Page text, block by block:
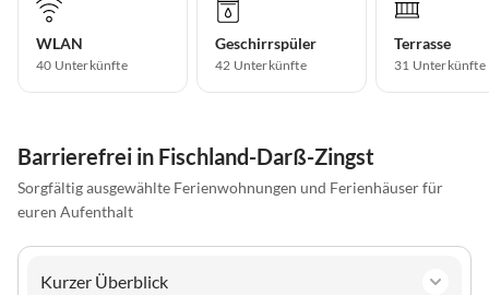
WLAN
40 Unterkünfte
Geschirrspüler
42 Unterkünfte
Terrasse
31 Unterkünfte
Barrierefrei in Fischland-Darß-Zingst
Sorgfältig ausgewählte Ferienwohnungen und Ferienhäuser für
euren Aufenthalt
Kurzer Überblick